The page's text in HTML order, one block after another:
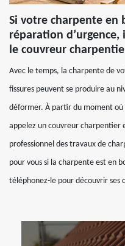
Si votre charpente en
réparation
le couvreur
Avec le temps, la charpente de
fissures peuvent se produire au
déformer. À partir du moment où
appelez un couvreur charpentier
professionnel des travaux de
pour vous si la charpente est en
téléphonez-le pour découvrir ses